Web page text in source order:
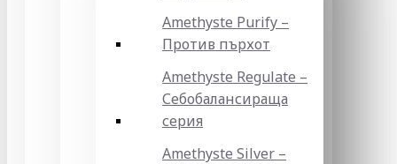
Amethyste Purify –
Против пърхот
Amethyste Regulate –
Себобалансираща
серия
Amethyste Silver –